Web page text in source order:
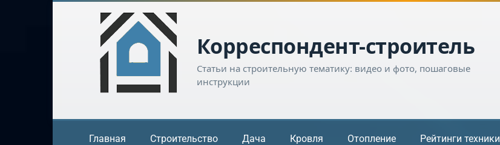
Корреспондент-строитель
Статьи на строительную тематику: видео и фото, пошаговые
инструкции
Главная Строительство Дача Кровля Отопление Рейтинги техники